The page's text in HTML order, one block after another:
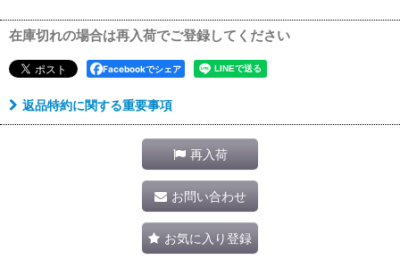
在庫切れの場合は再入荷でご登録してください
Facebookでシェア
返品特約に関する重要事項
再入荷
お問い合わせ
お気に入り登録